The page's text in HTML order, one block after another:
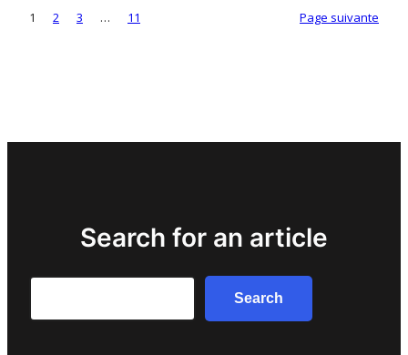
1 2 3 … 11 Page suivante
Search for an article
Search
Search